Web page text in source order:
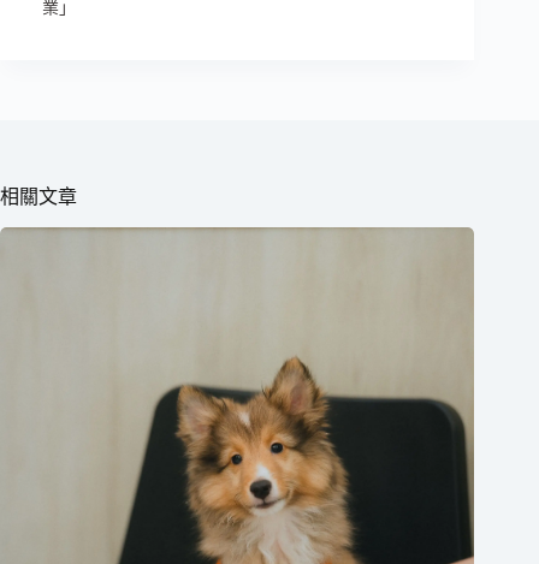
業」
相關文章